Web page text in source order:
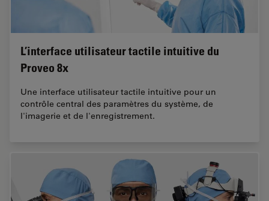
L’interface utilisateur tactile intuitive du
Proveo 8x
Une interface utilisateur tactile intuitive pour un
contrôle central des paramètres du système, de
l'imagerie et de l'enregistrement.